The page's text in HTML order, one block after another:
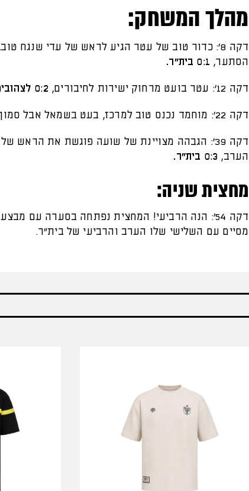
מהלך המשחק:
דקה 8': כדור טוב של עטר הגיע לראש של עדי שנגח
הסתער, 0:1 בית"ר.
דקה 12': עטר בועט מרחוק ישירות לחיבורים, 0:2 לצהובים!
דקה 22': מוחמד נכנס טוב למרכז, בעט בשמאל אבל סמוך לקורה
דקה 39': הגבהה מצויינת של שועה פוגשת את הראש
הערב, 0:3 בית"ר.
מחצית שניה:
דקה 54': הנה הרביעי! המחצית נפתחה בסערה עם
מסיים עם השלישי שלו הערב והרביעי של בית"ר.